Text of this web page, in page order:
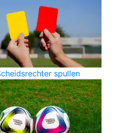
spullen